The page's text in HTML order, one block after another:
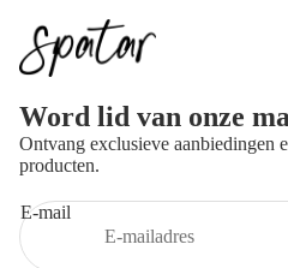
Word lid van onze
Ontvang exclusieve aanbiedingen
producten.
E-mail
Terugbetalingsbeleid
Servicevoorwaarden